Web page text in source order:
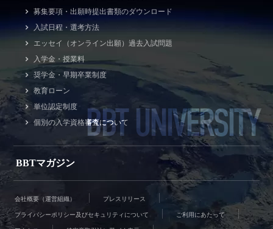
募集要項・出願時提出書類のダウンロード
入試日程・選考方法
エッセイ（オンライン出願）過去入試問題
入学金・授業料
奨学金・早期卒業制度
教育ローン
単位認定制度
個別の入学資格審査について
BBTマガジン
BBT UNIVERSITY
会社概要（運営組織） プレスリリース
プライバシーポリシー及びセキュリティについて ご利用にあたって